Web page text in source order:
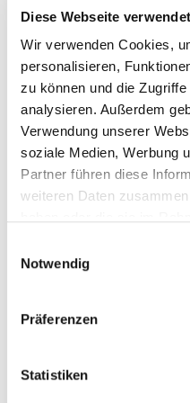
Diese Webseite
Wir verwenden Cookies,
personalisieren,
zu können und die
analysieren. Außerdem
Verwendung unserer
soziale Medien, Werbung
Partner führen diese
weiteren Daten
Cookies werden Ihre
Notwendig
Präferenzen
Statistiken
Lactuca
Ein Überhang des
entsprechenden
Bor-, Kupfer- und
Artikel "Boden und